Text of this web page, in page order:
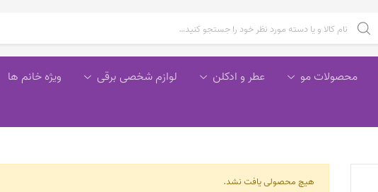
جستجو برای :
محصولات مو عطر و ادکلن لوازم شخصی برقی ویژه خانم ها
هیچ محصولی یافت نشد.